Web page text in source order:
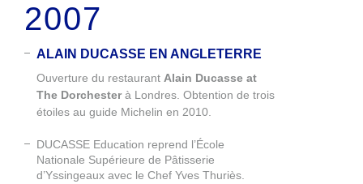
2007
ALAIN DUCASSE EN ANGLETERRE
Ouverture du restaurant Alain Ducasse at
The Dorchesterà Londres. Obtention de trois
étoiles au guide Michelin en 2010.
DUCASSE Education reprend l’École
Nationale Supérieure de Pâtisserie
d’Yssingeaux avec le Chef Yves Thuriès.